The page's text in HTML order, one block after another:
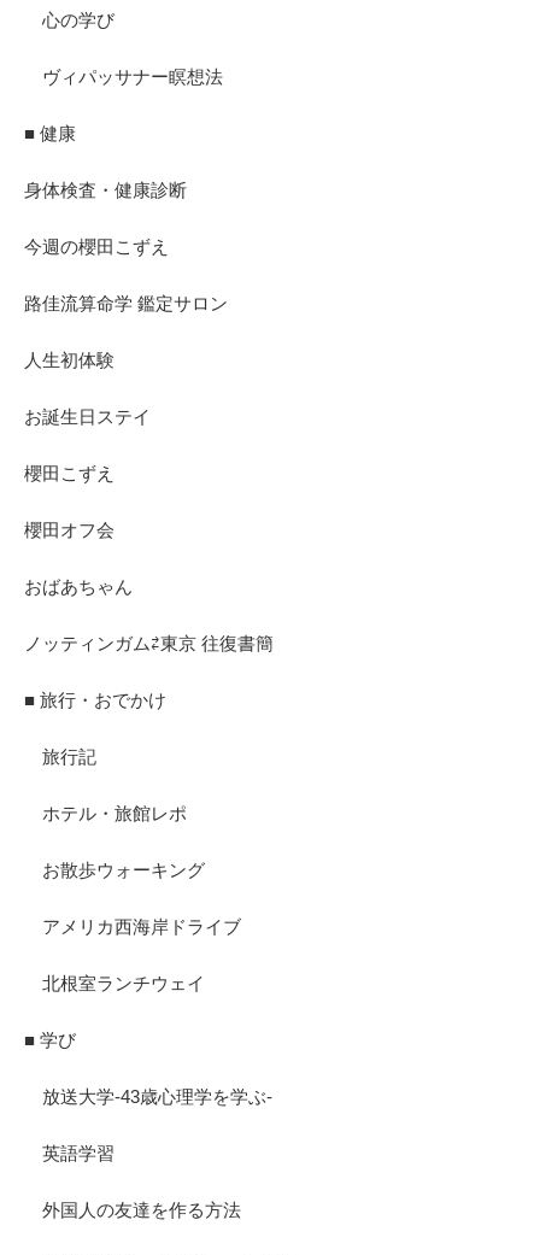
心の学び
ヴィパッサナー瞑想法
■ 健康
身体検査・健康診断
今週の櫻田こずえ
路佳流算命学 鑑定サロン
人生初体験
お誕生日ステイ
櫻田こずえ
櫻田オフ会
おばあちゃん
ノッティンガム⇄東京 往復書簡
■ 旅行・おでかけ
旅行記
ホテル・旅館レポ
お散歩ウォーキング
アメリカ西海岸ドライブ
北根室ランチウェイ
■ 学び
放送大学-43歳心理学を学ぶ-
英語学習
外国人の友達を作る方法